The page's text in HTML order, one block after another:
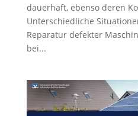
dauerhaft, ebenso deren
Unterschiedliche
Reparatur defekter
bei...